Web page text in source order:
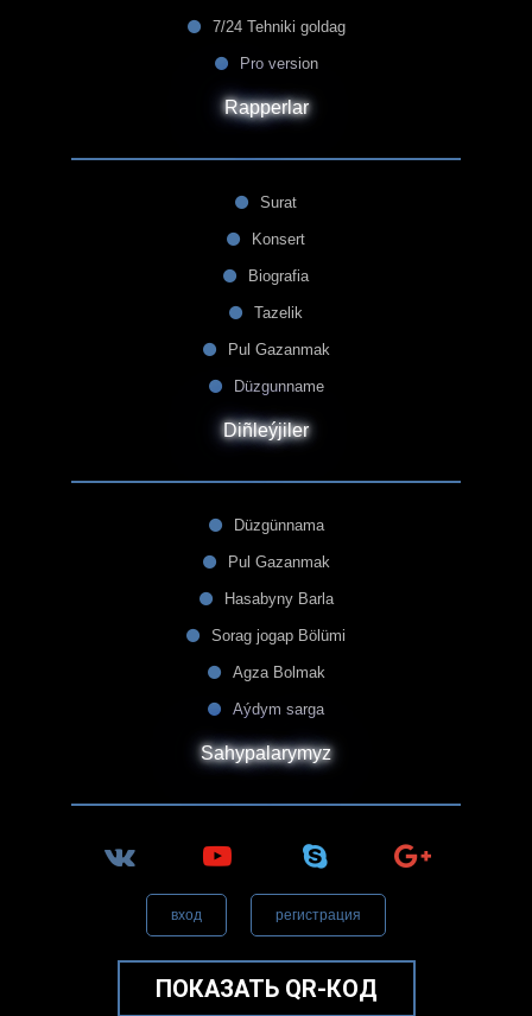
7/24 Tehniki goldag
Pro version
Rapperlar
Surat
Konsert
Biografia
Tazelik
Pul Gazanmak
Düzgunname
Diñleýjiler
Düzgünnama
Pul Gazanmak
Hasabyny Barla
Sorag jogap Bölümi
Agza Bolmak
Aýdym sarga
Sahypalarymyz
вход регистрация
ПОКАЗАТЬ QR-КОД